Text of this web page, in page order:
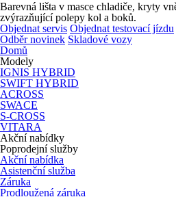
Barevná lišta v masce chladiče, kryty
zvýrazňující polepy kol a boků.
Objednat servis Objednat testovací jízdu
Odběr novinek Skladové vozy
Domů
Modely
IGNIS HYBRID
SWIFT HYBRID
ACROSS
SWACE
S-CROSS
VITARA
Akční nabídky
Poprodejní služby
Akční nabídka
Asistenční služba
Záruka
Prodloužená záruka